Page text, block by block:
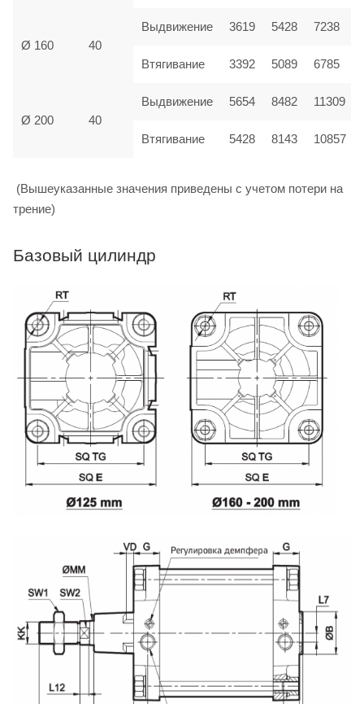
Ø 160 40
Выдвижение 3619 5428 7238
Втягивание 3392 5089 6785
Ø 200 40
Выдвижение 5654 8482 11309
Втягивание 5428 8143 10857
(Вышеуказанные значения приведены с учетом потери на
трение)
Базовый цилиндр